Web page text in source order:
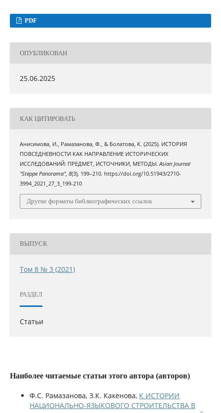
PDF
ОПУБЛИКОВАН
25.06.2025
КАК ЦИТИРОВАТЬ
Анисимова, И., Рамазанова, Ф., & Болатова, К. (2025). ИСТОРИЯ
ПОВСЕДНЕВНОСТИ КАК НАПРАВЛЕНИЕ ИСТОРИЧЕСКИХ
ИССЛЕДОВАНИЙ: ПРЕДМЕТ, ИСТОЧНИКИ, МЕТОДЫ.Asian Journal
"Steppe Panorama", 8(3), 199–210. https://doi.org/10.51943/2710-
3994_2021_27_3_199-210
Другие форматы библиографических ссылок
ВЫПУСК
Том 8 № 3 (2021)
РАЗДЕЛ
Статьи
Наиболее читаемые статьи этого автора (авторов)
Ф.С. Рамазанова, З.К. Какенова, К ИСТОРИИ
НАЦИОНАЛЬНО-ЯЗЫКОВОГО СТРОИТЕЛЬСТВА В